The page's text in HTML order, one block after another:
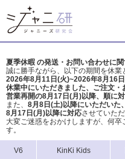
夏季休暇 の発送・お問い合わせに
誠に勝手ながら、以下の期間を休業
2026年8月11日(火)~2026年8月16
休業中にいただきました、ご注文・
営業再開の8月17日(月)以降、順に
また、 8月8日(土)以降にいただいた
8月17日(月)以降に対応させていた
大変ご迷惑をおかけしますが、 何卒
す。
V6 KinKi Kids